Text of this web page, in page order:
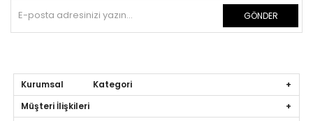
GÖNDER
Kurumsal Kategori
Müşteri İlişkileri